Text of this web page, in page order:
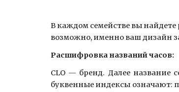
Вкаждом семействе вы
возможно, именно ваш дизайн
Расшифровка названий часов:
CLO — бренд. Далее название
буквенные индексы означают: